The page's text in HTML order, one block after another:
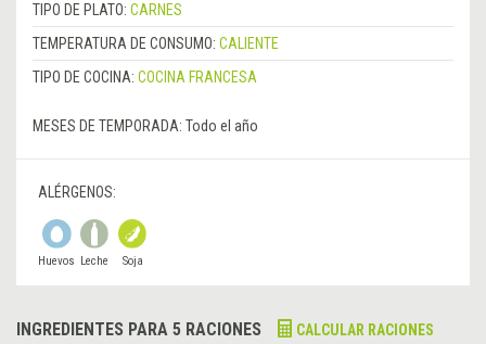
TIPO DE PLATO: CARNES
TEMPERATURA DE CONSUMO: CALIENTE
TIPO DE COCINA: COCINA FRANCESA
MESES DE TEMPORADA: Todo el año
ALÉRGENOS:
Huevos Leche Soja
INGREDIENTES PARA 5 RACIONES CALCULAR RACIONES